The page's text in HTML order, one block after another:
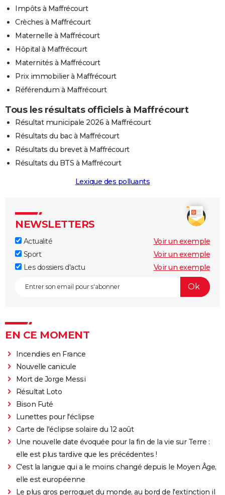
Impôts à Maffrécourt
Crèches à Maffrécourt
Maternelle à Maffrécourt
Hôpital à Maffrécourt
Maternités à Maffrécourt
Prix immobilier à Maffrécourt
Référendum à Maffrécourt
Tous les résultats officiels à Maffrécourt
Résultat municipale 2026 à Maffrécourt
Résultats du bac à Maffrécourt
Résultats du brevet à Maffrécourt
Résultats du BTS à Maffrécourt
Lexique des polluants
NEWSLETTERS
Actualité
Voir un exemple
Sport
Voir un exemple
Les dossiers d'actu
Voir un exemple
EN CE MOMENT
Incendies en France
Nouvelle canicule
Mort de Jorge Messi
Résultat Loto
Bison Futé
Lunettes pour l'éclipse
Carte de l'éclipse solaire du 12 août
Une nouvelle date évoquée pour la fin de la vie sur Terre :
elle est plus tardive que les précédentes !
C'est la langue qui a le moins changé depuis le Moyen Âge,
elle est européenne
Le plus gros perroquet du monde, au bord de l'extinction il